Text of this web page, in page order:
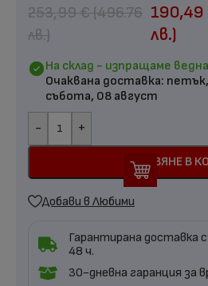
253,99€(496.76
лв.)
190,49
лв.)
На склад - изпращаме
Очаквана доставка:
събота, 08 август
- +
ДОБАВЯНЕ В
Добави в Любими
Гарантирана доставка
48 ч.
30-дневна гаранция за